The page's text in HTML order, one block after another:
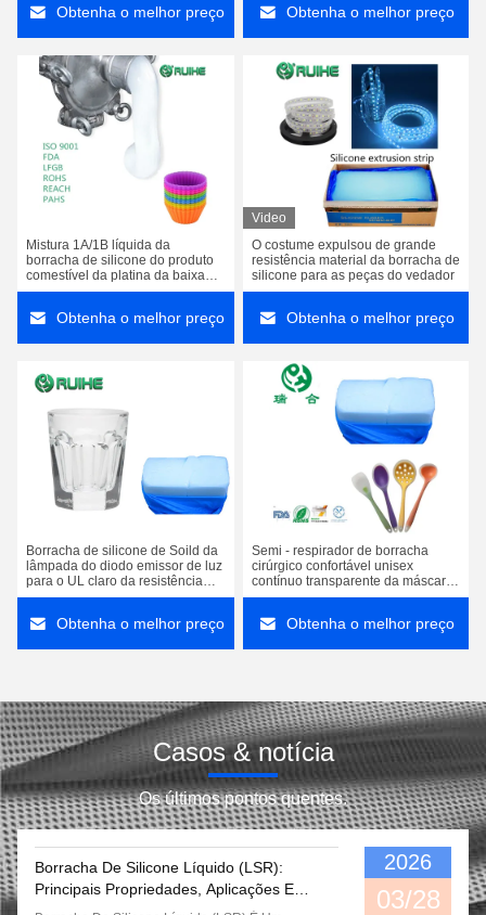
Obtenha o melhor preço Obtenha o melhor preço
Mistura 1A/1B líquida da
borracha de silicone do produto
comestível da platina da baixa
viscosidade pelo volume
Obtenha o melhor preço
Video
O costume expulsou de grande
resistência material da borracha de
silicone para as peças do vedador
Obtenha o melhor preço
Borracha de silicone de Soild da
lâmpada do diodo emissor de luz
para o UL claro da resistência
ácida do molde
Obtenha o melhor preço
Semi - respirador de borracha
cirúrgico confortável unisex
contínuo transparente da máscara
protetora de borracha de silicone
Obtenha o melhor preço
Casos & notícia
Os últimos pontos quentes.
Borracha De Silicone Líquido (LSR):
Principais Propriedades, Aplicações E
Vantagens De Fabricação
2026
03/28